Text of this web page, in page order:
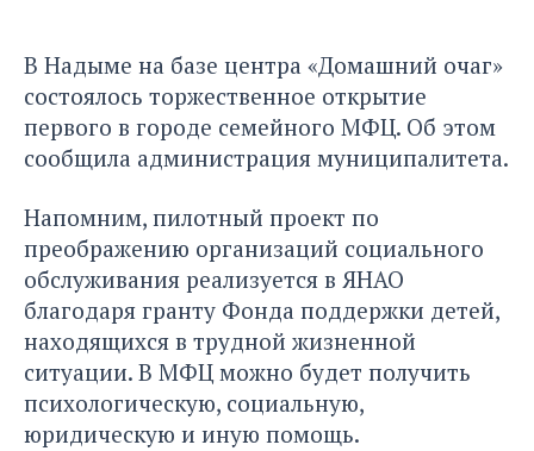
В Надыме на базе центра «Домашний очаг»
состоялось торжественное открытие
первого в городе семейного МФЦ. Об этом
сообщила администрация муниципалитета.
Напомним, пилотный проект по
преображению организаций социального
обслуживания реализуется в ЯНАО
благодаря гранту Фонда поддержки детей,
находящихся в трудной жизненной
ситуации. В МФЦ можно будет получить
психологическую, социальную,
юридическую и иную помощь.